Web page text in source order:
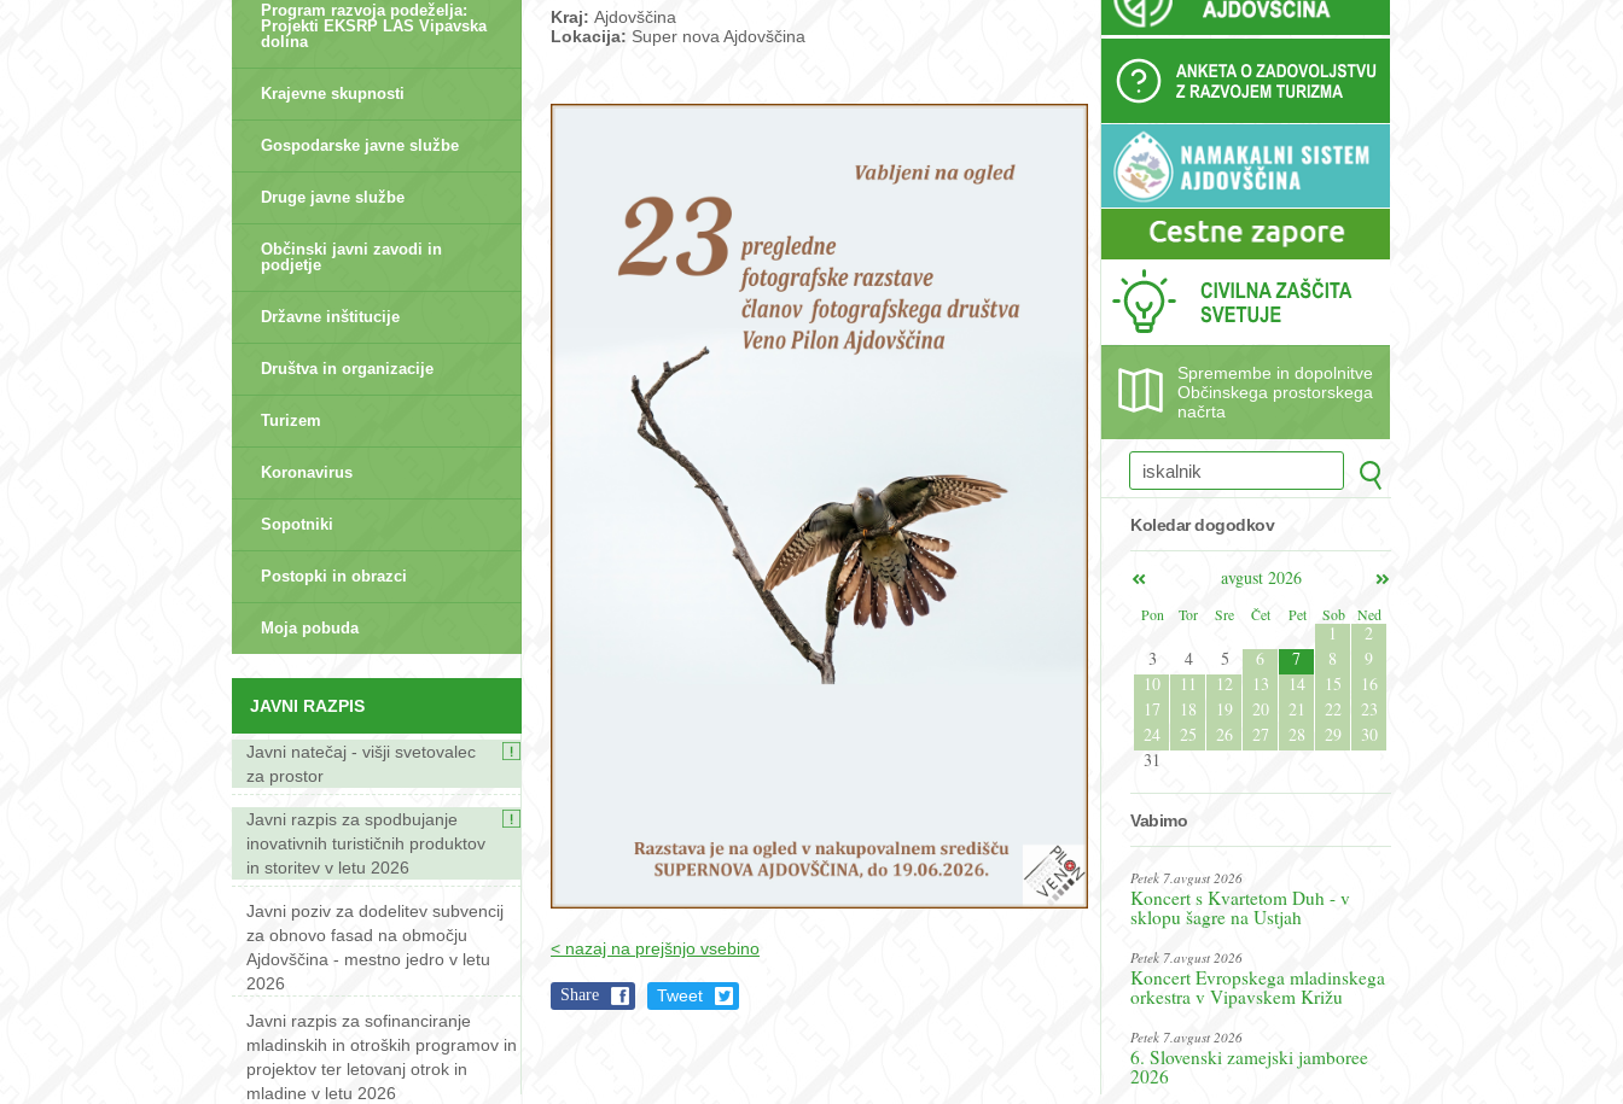
Program razvoja podeželja:
Projekti EKSRP LAS Vipavska
dolina
Krajevne skupnosti
Gospodarske javne službe
Druge javne službe
Občinski javni zavodi in
podjetje
Državne inštitucije
Društva in organizacije
Turizem
Koronavirus
Sopotniki
Postopki in obrazci
Moja pobuda
JAVNI RAZPIS
Javni natečaj - višji svetovalec
za prostor
Javni razpis za spodbujanje
inovativnih turističnih produktov
in storitev v letu 2026
Javni poziv za dodelitev subvencij
za obnovo fasad na območju
Ajdovščina - mestno jedro v letu
2026
Javni razpis za sofinanciranje
mladinskih in otroških programov in
projektov ter letovanj otrok in
mladine v letu 2026
Kraj: Ajdovščina
Lokacija: Super nova Ajdovščina
< nazaj na prejšnjo vsebino
Share Tweet
Spremembe in dopolnitve
Občinskega prostorskega
načrta
Koledar dogodkov
avgust 2026
Pon
Tor Sre Čet Pet Sob Ned
1
2
3
4 5 6 7 8
9
10
11 12 13 14 15
16
17
18 19 20 21 22
23
24
25 26 27 28 29
30
31
Vabimo
Petek 7.avgust 2026
Koncert s Kvartetom Duh - v
sklopu šagre na Ustjah
Petek 7.avgust 2026
Koncert Evropskega mladinskega
orkestra v Vipavskem Križu
Petek 7.avgust 2026
6. Slovenski zamejski jamboree
2026